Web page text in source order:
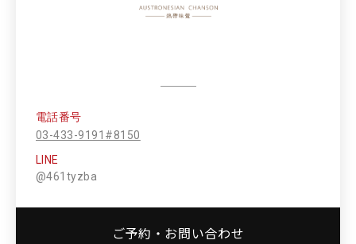
電話番号
03-433-9191#8150
LINE
@461tyzba
ご予約・お問い合わせ